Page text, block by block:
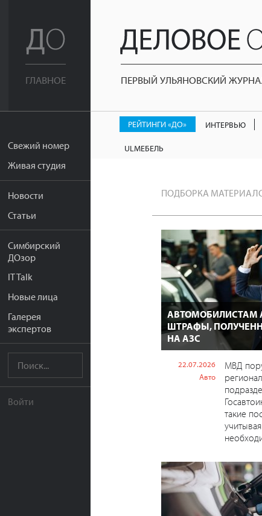
ГЛАВНОЕ
Свежий номер
Живая студия
Новости
Статьи
Симбирский
ДОзор
IT Talk
Новые лица
Галерея
экспертов
Войти
ПЕРВЫЙ УЛЬЯНОВСКИЙ
РЕЙТИНГИ «ДО» ИНТЕРВЬЮ
ULМЕБЕЛЬ
ПОДБОРКА
АВТОМОБИЛИСТАМ
ШТРАФЫ,
НА АЗС
22.07.2026
Авто
МВД
такие